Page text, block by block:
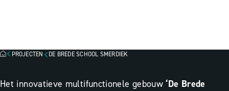
PROJECTEN DE BREDE SCHOOL SMERDIEK
Het innovatieve multifunctionele gebouw‘De Brede